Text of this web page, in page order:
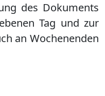
des Dokuments
Tag und zur
an Wochenenden